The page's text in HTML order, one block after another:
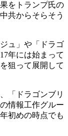
をトランプ氏の
共からそらそう
ュ」や「ドラゴ
年には始まって
狙って展開して
「ドラゴンブリ
情報工作グルー
初めの時点でも